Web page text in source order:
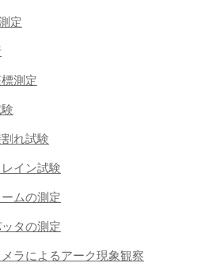
定
測定
れ試験
イン試験
ムの測定
タの測定
ラによるアーク現象観察